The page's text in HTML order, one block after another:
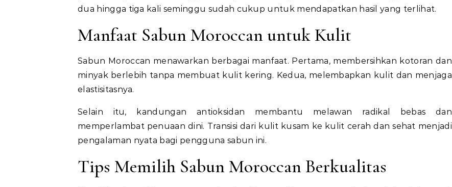
dua hingga tiga kali seminggu sudah cukup untuk mendapatkan hasil yang terlihat.
Manfaat Sabun Moroccan untuk Kulit
Sabun Moroccan menawarkan berbagai manfaat. Pertama, membersihkan kotoran dan
minyak berlebih tanpa membuat kulit kering. Kedua, melembapkan kulit dan menjaga
elastisitasnya.
Selain itu, kandungan antioksidan membantu melawan radikal bebas dan
memperlambat penuaan dini. Transisi dari kulit kusam ke kulit cerah dan sehat menjadi
pengalaman nyata bagi pengguna sabun ini.
Tips Memilih Sabun Moroccan Berkualitas